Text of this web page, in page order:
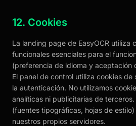
12. Cookies
La landing page de EasyOCR utiliza
funcionales esenciales para el
(preferencia de idioma y aceptación
El panel de control utiliza cookies de
la autenticación. No utilizamos
analíticas ni publicitarias de
(fuentes tipográficas, hojas de
nuestros propios servidores.